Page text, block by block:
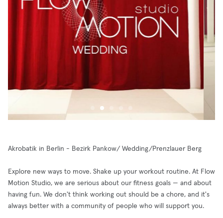
Akrobatik in Berlin - Bezirk Pankow/ Wedding/Prenzlauer Berg
Explore new ways to move. Shake up your workout routine. At Flow
Motion Studio, we are serious about our fitness goals — and about
having fun. We don't think working out should be a chore, and it's
always better with a community of people who will support you.